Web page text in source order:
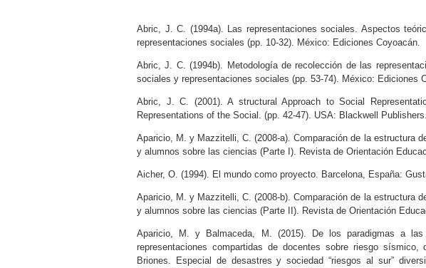
Abric, J. C. (1994a). Las representaciones sociales. Aspectos
representaciones sociales (pp. 10-32). México: Ediciones Coyoacán.
Abric, J. C. (1994b). Metodología de recolección de las
sociales y representaciones sociales (pp. 53-74). México: Ediciones
Abric, J. C. (2001). A structural Approach to Social
Representations of the Social. (pp. 42-47). USA: Blackwell Publishers.
Aparicio, M. y Mazzitelli, C. (2008-a). Comparación de la estructura
y alumnos sobre las ciencias (Parte I). Revista de Orientación
Aicher, O. (1994). El mundo como proyecto. Barcelona, España:
Aparicio, M. y Mazzitelli, C. (2008-b). Comparación de la estructura
y alumnos sobre las ciencias (Parte II). Revista de Orientación
Aparicio, M. y Balmaceda, M. (2015). De los paradigmas a
representaciones compartidas de docentes sobre riesgo
Briones. Especial de desastres y sociedad “riesgos al sur”